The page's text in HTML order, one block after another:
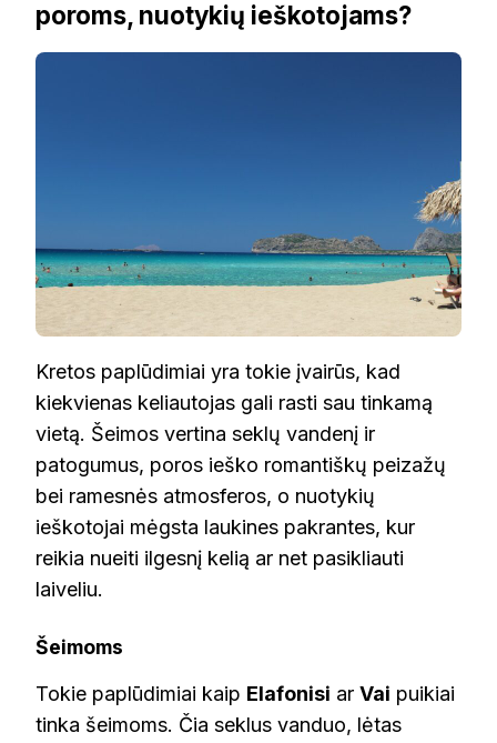
poroms, nuotykių ieškotojams?
Kretos paplūdimiai yra tokie įvairūs, kad
kiekvienas keliautojas gali rasti sau tinkamą
vietą. Šeimos vertina seklų vandenį ir
patogumus, poros ieško romantiškų peizažų
bei ramesnės atmosferos, o nuotykių
ieškotojai mėgsta laukines pakrantes, kur
reikia nueiti ilgesnį kelią ar net pasikliauti
laiveliu.
Šeimoms
Tokie paplūdimiai kaip Elafonisi ar Vai puikiai
tinka šeimoms. Čia seklus vanduo, lėtas